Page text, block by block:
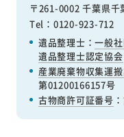
〒261-0002 千葉県
Tel：0120-923-712
遺品整理士：一般
遺品整理士認定協会
産業廃棄物収集運
第01200166157号
古物商許可証番号